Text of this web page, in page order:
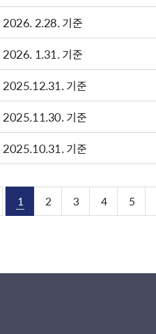
2026. 2.28. 기준
2026. 1.31. 기준
2025.12.31. 기준
2025.11.30. 기준
2025.10.31. 기준
1 2 3 4 5